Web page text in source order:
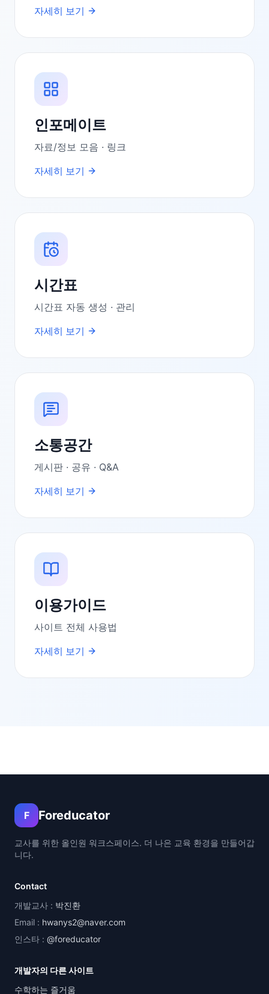
자세히 보기
인포메이트
자료/정보 모음 · 링크
자세히 보기
시간표
시간표 자동 생성 · 관리
자세히 보기
소통공간
게시판 · 공유 · Q&A
자세히 보기
이용가이드
사이트 전체 사용법
자세히 보기
F Foreducator
교사를 위한 올인원 워크스페이스. 더 나은 교육 환경을 만들어갑
니다.
Contact
개발교사 : 박진환
Email : hwanys2@naver.com
인스타 : @foreducator
개발자의 다른 사이트
수학하는 즐거움